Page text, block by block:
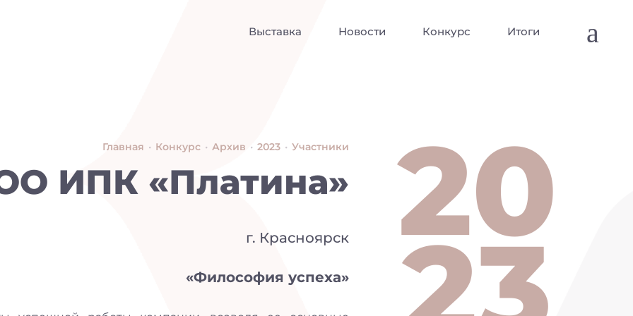
a
Итоги
Конкурс
Новости
Выставка
Участники
•
2023
•
Архив
•
Конкурс
•
Главная
ИПК «Платина»
г. Красноярск
«Философия успеха»
20